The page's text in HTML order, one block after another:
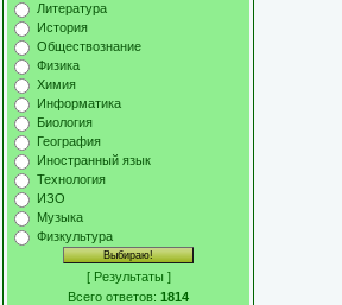
Литература
История
Обществознание
Физика
Химия
Информатика
Биология
География
Иностранный язык
Технология
ИЗО
Музыка
Физкультура
[ Результаты ]
Всего ответов: 1814